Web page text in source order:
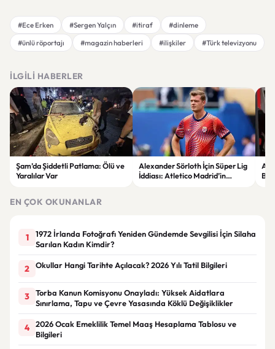
#Ece Erken #Sergen Yalçın #itiraf
#dinleme
#ünlü röportajı
#magazin haberleri #ilişkiler #Türk televizyonu
İLGILI HABERLER
Şam’da Şiddetli Patlama: Ölü ve
Yaralılar Var
Alexander Sörloth İçin Süper Lig
İddiası: Atletico Madrid’in
EN ÇOK OKUNANLAR
1
1972 İrlanda Fotoğrafı Yeniden Gündemde Sevgilisi İçin Silaha
Sarılan Kadın Kimdir?
2 Okullar Hangi Tarihte Açılacak? 2026 Yılı Tatil Bilgileri
3
Torba Kanun Komisyonu Onayladı: Yüksek Aidatlara
Sınırlama, Tapu ve Çevre Yasasında Köklü Değişiklikler
4
2026 Ocak Emeklilik Temel Maaş Hesaplama Tablosu ve
Bilgileri